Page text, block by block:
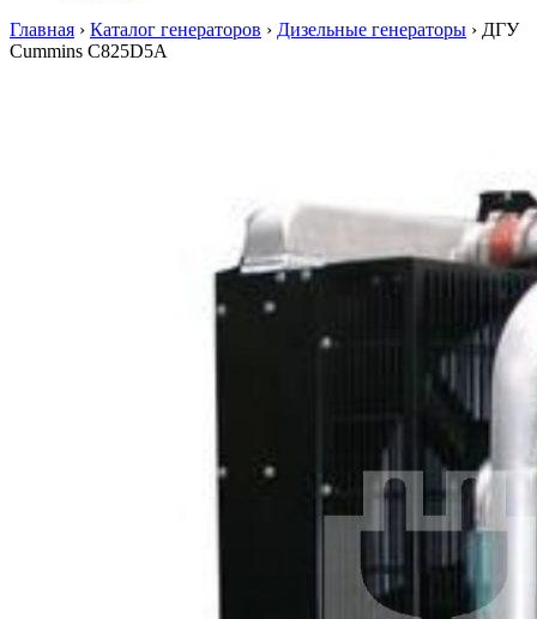
Главная › Каталог генераторов › Дизельные генераторы › ДГУ
Cummins C825D5A